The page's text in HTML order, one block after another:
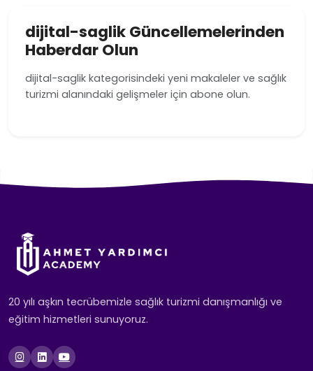
dijital-saglik Güncellemelerinden
Haberdar Olun
dijital-saglik kategorisindeki yeni makaleler ve sağlık
turizmi alanındaki gelişmeler için abone olun.
20 yılı aşkın tecrübemizle sağlık turizmi danışmanlığı ve
eğitim hizmetleri sunuyoruz.